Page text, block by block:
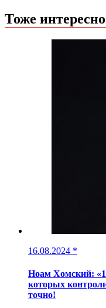
Тоже интересно
16.08.2024 *
Ноам Хомский:
которых
точно!